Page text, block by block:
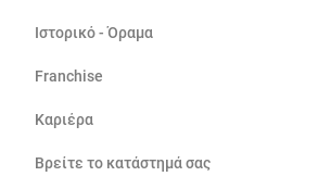
Ιστορικό - Όραμα
Franchise
Καριέρα
Βρείτε το κατάστημά σας